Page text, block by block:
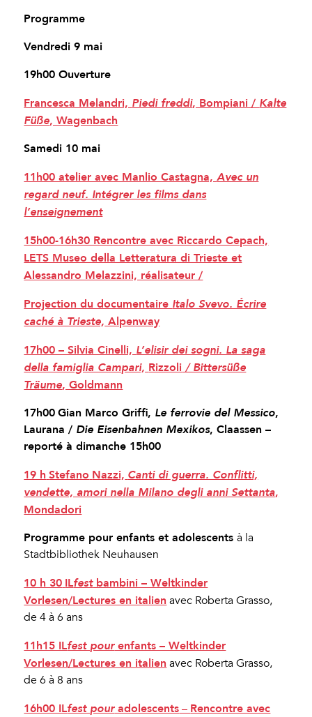
Programme
Vendredi 9 mai
19h00 Ouverture
Francesca Melandri, Piedi freddi, Bompiani / Kalte
Füße, Wagenbach
Samedi 10 mai
11h00 atelier avec Manlio Castagna,Avec un
regard neuf. Intégrer les films dans
l’enseignement
15h00-16h30 Rencontre avec Riccardo Cepach,
LETS Museo della Letteratura di Trieste et
Alessandro Melazzini, réalisateur /
Projection du documentaire Italo Svevo. Écrire
caché à Trieste, Alpenway
17h00 – Silvia Cinelli, L’elisir dei sogni. La saga
della famiglia Campari, Rizzoli / Bittersüße
Träume, Goldmann
17h00Gian Marco Griffi, Le ferrovie del Messico,
Laurana / Die Eisenbahnen Mexikos, Claassen –
reporté à dimanche 15h00
19 h Stefano Nazzi, Canti di guerra. Conflitti,
vendette, amori nella Milano degli anni Settanta,
Mondadori
Programme pour enfants et adolescentsà la
Stadtbibliothek Neuhausen
10 h 30 ILfestbambini – Weltkinder
Vorlesen/Lectures en italien avec Roberta Grasso,
de 4 à 6 ans
11h15 ILfest pourenfants – Weltkinder
Vorlesen/Lectures en italien avec Roberta Grasso,
de 6 à 8 ans
16h00 ILfest pouradolescents– Rencontre avec